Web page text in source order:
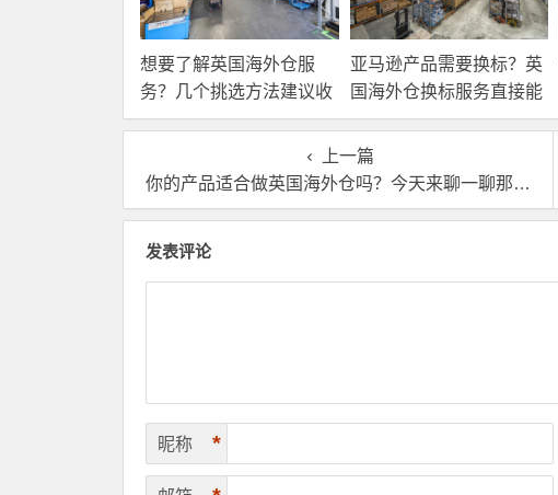
想要了解英国海外仓服
务？几个挑选方法建议收
藏！
亚马逊产品需要换标？英
国海外仓换标服务直接能
高效解决！
上一篇
你的产品适合做英国海外仓吗？今天来聊一聊那些适合海外仓的产品
发表评论
昵称 *